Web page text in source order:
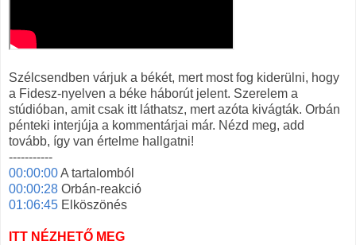
Szélcsendben várjuk a békét, mert most fog kiderülni, hogy
a Fidesz-nyelven a béke háborút jelent. Szerelem a
stúdióban, amit csak itt láthatsz, mert azóta kivágták. Orbán
pénteki interjúja a kommentárjai már. Nézd meg, add
tovább, így van értelme hallgatni!
-----------
00:00:00A tartalomból
00:00:28 Orbán-reakció
01:06:45 Elköszönés
ITT NÉZHETŐ MEG